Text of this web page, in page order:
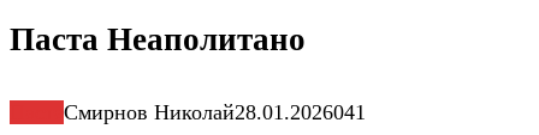
Паста Неаполитано
Смирнов Николай28.01.2026041